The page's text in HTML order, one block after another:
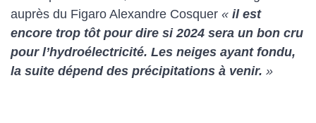
auprès du Figaro Alexandre Cosquer « il est
encore trop tôt pour dire si 2024 sera un bon cru
pour l’hydroélectricité. Les neiges ayant fondu,
la suite dépend des précipitations à venir. »